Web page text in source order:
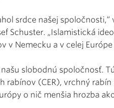
srdce našej spoločnosti,“
Schuster. „Islamistická
v Nemecku a v celej
slobodnú spoločnosť.
rabínov (CER), vrchný
o nič menšia hrozba